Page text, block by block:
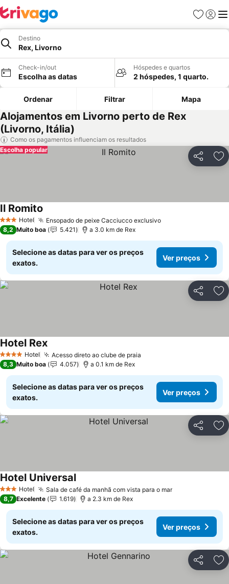
Favoritos
Iniciar
Destino
Rex, Livorno
Check-in/out
Escolha as datas
Hóspedes e quartos
2 hóspedes, 1 quarto.
Ordenar Filtrar Mapa
Alojamentos em Livorno perto de Rex
(Livorno, Itália)
Como os pagamentos influenciam os resultados
Partilhar
Escolha popular
3 EstrelasHotel Ensopado de peixe Cacciucco exclusivoVer preços
Il Romito
8,2 Muito boa 5.421 a 3.0 km de Rex
Selecione as datas para ver os preços
exatos.
Ver preços
Partilhar
4 EstrelasHotel Acesso direto ao clube de praia
Hotel RexVer preços
8,3 Muito boa 4.057 a 0.1 km de Rex
Selecione as datas para ver os preços
exatos.
Ver preços
Partilhar
3 EstrelasHotel Sala de café da manhã com vista para o marVer preços
Hotel UniversalVer preços
8,7 Excelente 1.619 a 2.3 km de Rex
Selecione as datas para ver os preços
exatos.
Ver preços
Partilhar